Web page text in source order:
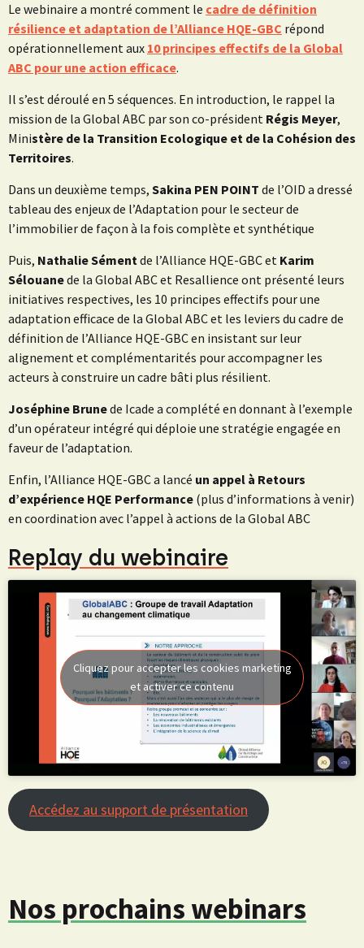
Le webinaire a montré comment le cadre de définition
résilience et adaptation de l’Alliance HQE-GBC répond
opérationnellement aux 10 principes effectifs de la Global
ABC pour une action efficace.
Il s’est déroulé en 5 séquences. En introduction, le rappel la
mission de la Global ABC par son co-président Régis Meyer,
Ministère de la Transition Ecologique et de la Cohésion des
Territoires.
Dans un deuxième temps, Sakina PEN POINT de l’OID a dressé
tableau des enjeux de l’Adaptation pour le secteur de
l’immobilier de façon à la fois complète et synthétique
Puis, Nathalie Sémentde l’Alliance HQE-GBC et Karim
Sélouanede la Global ABC et Resallience ont présenté leurs
initiatives respectives, les 10 principes effectifs pour une
adaptation efficace de la Global ABC et les leviers du cadre de
définition de l’Alliance HQE-GBC en insistant sur leur
alignement et complémentarités pour accompagner les
acteurs à construire un cadre bâti plus résilient.
Joséphine Brunede Icade a complété en donnant à l’exemple
d’un opérateur intégré qui déploie une stratégie engagée en
faveur de l’adaptation.
Enfin, l’Alliance HQE-GBC a lancé un appel à Retours
d’expérience HQE Performance (plus d’informations à venir)
en coordination avec l’appel à actions de la Global ABC
Replay du webinaire
Cliquez pour accepter les cookies marketing
et activer ce contenu
Accédez au support de présentation
Nos prochains webinars